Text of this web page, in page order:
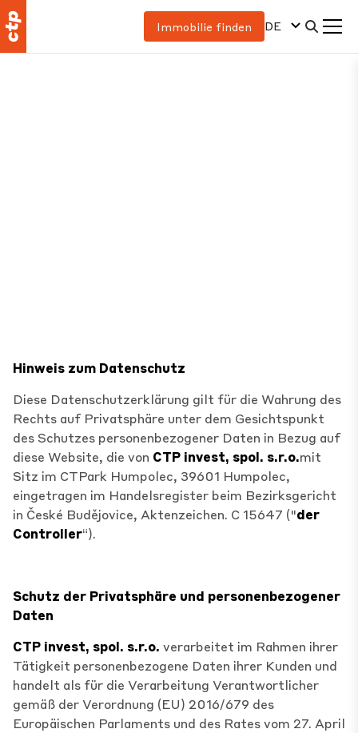
Immobilie finden DE
Zustimmung
Hinweis zum Datenschutz
Diese Datenschutzerklärung gilt für die Wahrung des
Rechts auf Privatsphäre unter dem Gesichtspunkt
des Schutzes personenbezogener Daten in Bezug auf
diese Website, die von CTP invest, spol. s.r.o.mit
Sitz im CTPark Humpolec, 39601 Humpolec,
eingetragen im Handelsregister beim Bezirksgericht
in České Budějovice, Aktenzeichen. C 15647 ("der
Controller“).
Schutz der Privatsphäre und personenbezogener
Daten
CTP invest, spol. s.r.o. verarbeitet im Rahmen ihrer
Tätigkeit personenbezogene Daten ihrer Kunden und
handelt als für die Verarbeitung Verantwortlicher
gemäß der Verordnung (EU) 2016/679 des
Europäischen Parlaments und des Rates vom 27. April